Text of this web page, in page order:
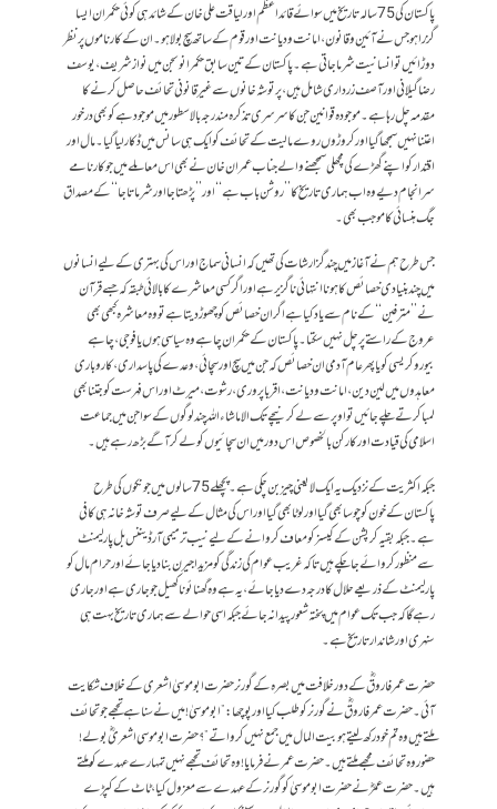
پاکستان کی 75سالہ تاریخ میں سوائے قائد اعظم اور لیاقت علی خان کے شائد ہی کوئی حکمران ایسا
گزرا ہو جس نے آئین و قانون، امانت و دیانت اور قوم کے ساتھ سچ بولا ہو۔ ان کے کارناموں پر نظر
دوڑائیں تو انسانیت شرماجاتی ہے۔ پاکستان کے تین سابق حکمرانوںجن میں نواز شریف ،یوسف
رضا گیلانی اور آصف زرداری شامل ہیں، پر توشہ خانوں سے غیر قانونی تحائف حاصل کرنے کا
مقدمہ چل رہا ہے۔ موجودہ قوانین جن کا سرسری تذکرہ مندرجہ بالا سطور میں موجود ہے کو بھی درخور
اعتنا نہیں سمجھا گیا اور کروڑوں روے مالیت کے تحائف کو ایک ہی سانس میں ڈکار لیا گیا۔ مال اور
اقتدار کو اپنے گھڑے کی مچھلی سمجھنے والے جناب عمران خان نے بھی اس معاملے میں جو کارنامے
سر انجام دیے وہ اب ہماری تاریخ کا ـ’’ روشن باب ہے‘‘ اور ’’ پڑھتا جا اور شرماتا جا ‘‘ کے مصداق
جگ ہنسائی کا موجب بھی۔
جس طرح ہم نے آغاز میں چند گزارشات کی تھیں کہ انسانی سماج اور اس کی بہتری کے لیے انسانوں
میں چند بنیادی خصائص کا ہوناانتہائی ناگزیر ہے اور اگر کسی معاشرے کا بالائی طبقہ کہ جسے قرآن
نے ’’ مترفین‘‘ کے نام سے یاد کیا ہے اگر ان خصائص کو چھوڑ دیتا ہے تو وہ معاشرہ کبھی بھی
عروج کے راستے پر چل نہیں سکتا۔ پاکستان کے حکمران چاہے وہ سیاسی ہوں یا فوجی، چاہے
بیوروکریسی کو یا پھر عام آدمی ان خصائص کہ جن میں سچ اور سچائی، وعدے کی پاسداری، کاروباری
معاہدوں میں لین دین، امانت و دیانت ، اقربا پروری ، رشوت ، میرٹ اور اس فہرست کو جتنا بھی
لمبا کرتے چلے جائیں تو اوپر سے لے کر نیچے تک الا ماشاء اللہ چند لوگوں کے سوا جن میں جماعت
اسلامی کی قیادت اور کارکن بالخصوص اس دور میں ان سچائیوں کو لے کر آگے بڑھ رہے ہیں۔
جبکہ اکثریت کے نزدیک یہ ایک لایعنی چیز بن چکی ہے۔ پچھلے 75سالوں میں جونکوں کی طرح
پاکستان کے خون کو چوسا بھی گیا اور لوٹا بھی گیا اور اس کی مثال کے لیے صرف توشہ خانہ ہی کافی
ہے۔ جبکہ بقیہ کرپشن کے کیسز کو معاف کروانے کے لیے نیب ترمیمی آرڈیننس بل پارلیمنٹ
سے منظور کروائے جاچکے ہیں تاکہ غریب عوام کی زندگی کو مزید اجیرن بنادیا جائے اور حرام مال کو
پارلیمنٹ کے ذریعے حلا ل کا درجہ دے دیا جائے ، یہ ہے وہ گھنائونا کھیل جو جاری ہے اور جاری
رہے گا کہ جب تک عوام میں پختہ شعور پیدا نہ جائے جبکہ اسی حوالے سے ہماری تاریخ بہت ہی
سنہری اور شاندار تاریخ ہے۔
حضرت عمر فاروقؓ کے دور خلافت میں بصرہ کے گورنر حضرت ابو موسیٰ اشعری کے خلاف شکایت
آئی۔ حضرت عمر فاروقؓ نے گورنر کو طلب کیا اور پوچھا :”ابو موسیٰ ! میں نے سنا ہے تجھے جو تحائف
ملتے ہیں وہ تم خود رکھ لیتے ہو بیت المال میں جمع نہیں کرواتے”؟ حضرت ابو موسی اشعریؓ بولے !
حضور وہ تحائف مجھے ملتے ہیں۔ حضرت عمر نے فرمایا ! وہ تحائف تجھے نہیں تمہارے عہدے کو ملتے
ہیں۔ حضرت عمرؓ نے حضرت ابو موسیٰ کو گورنر کے عہدے سے معزول کیا، ٹاٹ کے کپڑے